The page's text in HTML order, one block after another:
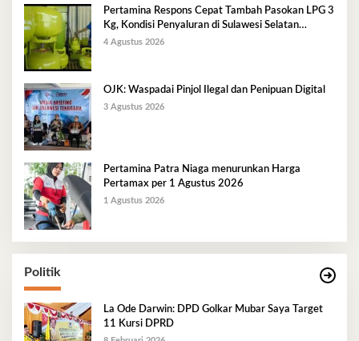
Pertamina Respons Cepat Tambah Pasokan LPG 3
Kg, Kondisi Penyaluran di Sulawesi Selatan
Berlangsung Kondusif
4 Agustus 2026
OJK: Waspadai Pinjol Ilegal dan Penipuan Digital
3 Agustus 2026
Pertamina Patra Niaga menurunkan Harga
Pertamax per 1 Agustus 2026
1 Agustus 2026
Politik
La Ode Darwin: DPD Golkar Mubar Saya Target
11 Kursi DPRD